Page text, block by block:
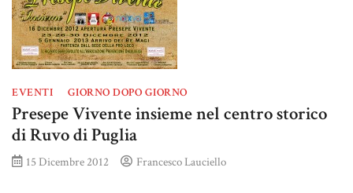
EVENTI GIORNO DOPO GIORNO
Presepe Vivente insieme nel centro storico
di Ruvo di Puglia
15 Dicembre 2012 Francesco Lauciello